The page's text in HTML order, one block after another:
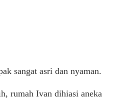
sangat asri dan nyaman.
rumah Ivan dihiasi aneka